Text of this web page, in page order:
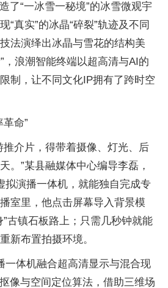
了“一冰雪一秘境”的冰雪微观宇
“真实”的冰晶“碎裂”轨迹及不同
法演绎出冰晶与雪花的结构美
，浪潮智能终端以超高清与AI的
制，让不同文化IP拥有了跨时空
命”
推介片，得带着摄像、灯光、后
。”某县融媒体中心编导李磊，
拟演播一体机，就能独自完成专
室里，他点击屏幕导入背景模
古镇石板路上；只需几秒钟就能
新布置拍摄环境。
一体机融合超高清显示与混合现
像与空间定位算法，借助三维场